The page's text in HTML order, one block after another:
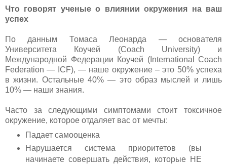
Что говорят ученые о влиянии окружения на ваш
успех
По данным Томаса Леонарда — основателя
Университета Коучей (Coach University) и
Международной Федерации Коучей (International Coach
Federation — ICF), — наше окружение – это 50% успеха
в жизни. Остальные 40% — это образ мыслей и лишь
10% — наши знания.
Часто за следующими симптомами стоит токсичное
окружение, которое отдаляет вас от мечты:
Падает самооценка
Нарушается система приоритетов (вы
начинаете совершать действия, которые НЕ